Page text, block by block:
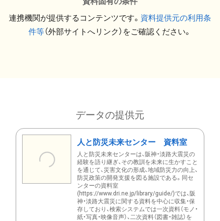
連携機関が提供するコンテンツです。 資料提供元の利用条
件等（外部サイトへリンク）をご確認ください。
データの提供元
人と防災未来センター 資料室
人と防災未来センターは、阪神・淡路大震災の
経験を語り継ぎ、その教訓を未来に生かすこと
を通じて、災害文化の形成、地域防災力の向上、
防災政策の開発支援を図る施設である。同セ
ンターの資料室
(https://www.dri.ne.jp/library/guide/)では、阪
神・淡路大震災に関する資料を中心に収集・保
存しており、検索システムでは一次資料（モノ・
紙・写真・映像音声）、二次資料（図書・雑誌）を